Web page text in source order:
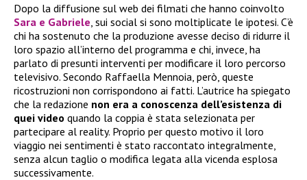
Dopo la diffusione sul web dei filmati che hanno coinvolto
Sara e Gabriele , sui social si sono moltiplicate le ipotesi. C’è
chi ha sostenuto che la produzione avesse deciso di ridurre il
loro spazio all’interno del programma e chi, invece, ha
parlato di presunti interventi per modificare il loro percorso
televisivo. Secondo Raffaella Mennoia, però, queste
ricostruzioni non corrispondono ai fatti. L’autrice ha spiegato
che la redazione non era a conoscenza dell’esistenza di
quei video quando la coppia è stata selezionata per
partecipare al reality. Proprio per questo motivo il loro
viaggio nei sentimenti è stato raccontato integralmente,
senza alcun taglio o modifica legata alla vicenda esplosa
successivamente.